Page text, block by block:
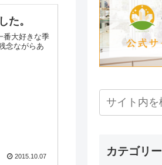
た。
番大好きな季
念ながらあ
2015.10.07 カテゴリー